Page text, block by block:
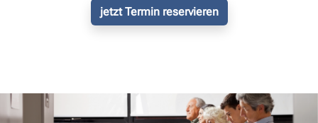
jetzt Termin reservieren